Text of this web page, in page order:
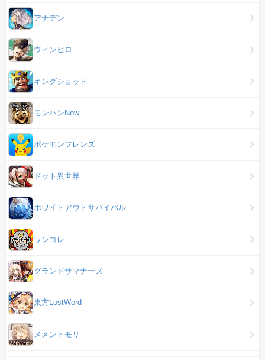
アナデン
ウィンヒロ
キングショット
モンハンNow
ポケモンフレンズ
ドット異世界
ホワイトアウトサバイバル
ワンコレ
グランドサマナーズ
東方LostWord
メメントモリ